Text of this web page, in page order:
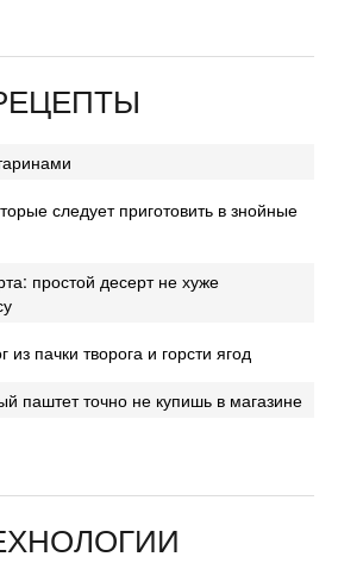
следует приготовить в знойные
простой десерт не хуже
из пачки творога и горсти ягод
паштет точно не купишь в магазине